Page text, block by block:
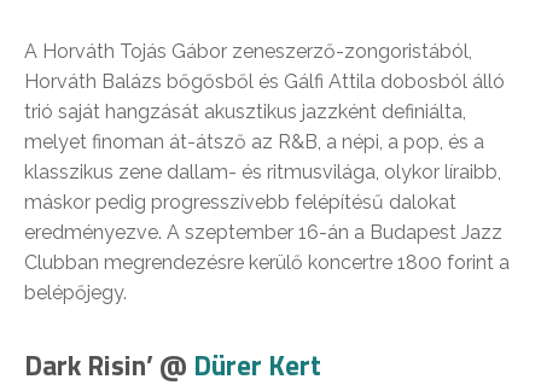
A Horváth Tojás Gábor zeneszerző-zongoristából,
Horváth Balázs bőgősből és Gálfi Attila dobosból álló
trió saját hangzását akusztikus jazzként definiálta,
melyet finoman át-átsző az R&B, a népi, a pop, és a
klasszikus zene dallam- és ritmusvilága, olykor líraibb,
máskor pedig progresszívebb felépítésű dalokat
eredményezve. A szeptember 16-án a Budapest Jazz
Clubban megrendezésre kerülő koncertre 1800 forint a
belépőjegy.
Dark Risin’ @ Dürer Kert